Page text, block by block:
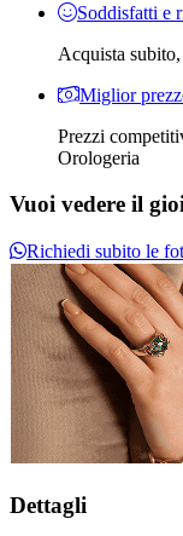
Soddisfatti e
Acquista
Miglior
Prezzi
Orologeria
Vuoi vedere il
Richiedi subito le
Dettagli